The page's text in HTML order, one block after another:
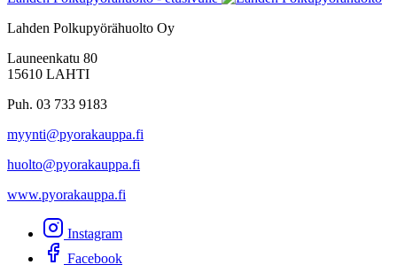
Lahden Polkupyörähuolto Oy
Launeenkatu 80
15610 LAHTI
Puh. 03 733 9183
myynti@pyorakauppa.fi
huolto@pyorakauppa.fi
www.pyorakauppa.fi
Instagram
Facebook